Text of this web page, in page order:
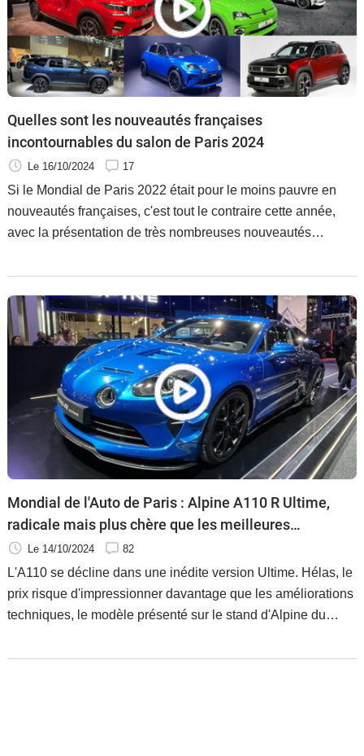
Quelles sont les nouveautés françaises
incontournables du salon de Paris 2024
Le 16/10/2024 17
Si le Mondial de Paris 2022 était pour le moins pauvre en
nouveautés françaises, c'est tout le contraire cette année,
avec la présentation de très nombreuses nouveautés
On vous emmène à la découverte de celles qui sont
incontournables.
Mondial de l'Auto de Paris : Alpine A110 R Ultime,
radicale mais plus chère que les meilleures
Porsche et Ferrari !
Le 14/10/2024 82
L'A110 se décline dans une inédite version Ultime. Hélas, le
prix risque d'impressionner davantage que les améliorations
techniques, le modèle présenté sur le stand d'Alpine du
turbo de 345 ch maxi, une nouvelle boîte auto 6 vitesses,